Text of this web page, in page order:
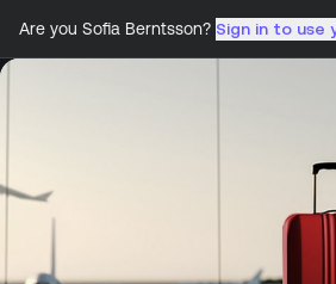
Are you Sofia Berntsson? Sign in to use